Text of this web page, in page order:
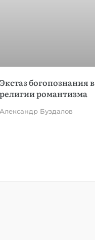
Экстаз богопознания в
религии романтизма
Александр Буздалов